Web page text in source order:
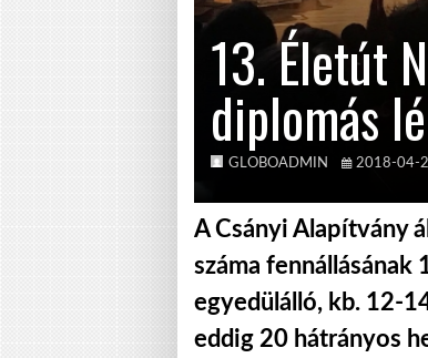
13. Életút
diplomás
GLOBOADMIN 2018-04-
A Csányi Alapítvány
száma
egyedülálló, kb. 12-
eddig 20 hátrányos